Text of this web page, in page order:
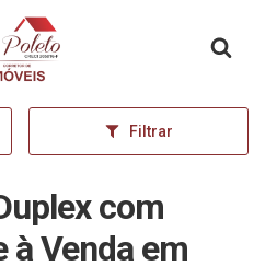
inicial
Filtrar
com
Venda em